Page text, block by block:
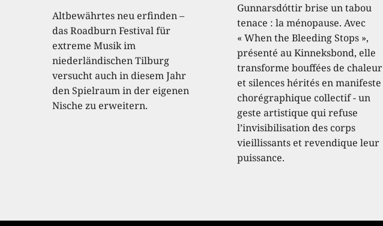
Altbewährtes neu erfinden –
das Roadburn Festival für
extreme Musik im
niederländischen Tilburg
versucht auch in diesem Jahr
den Spielraum in der eigenen
Nische zu erweitern.
Gunnarsdóttir brise un tabou
tenace : la ménopause. Avec
« When the Bleeding Stops »,
présenté au Kinneksbond, elle
transforme bouffées de chaleur
et silences hérités en manifeste
chorégraphique collectif - un
geste artistique qui refuse
l’invisibilisation des corps
vieillissants et revendique leur
puissance.